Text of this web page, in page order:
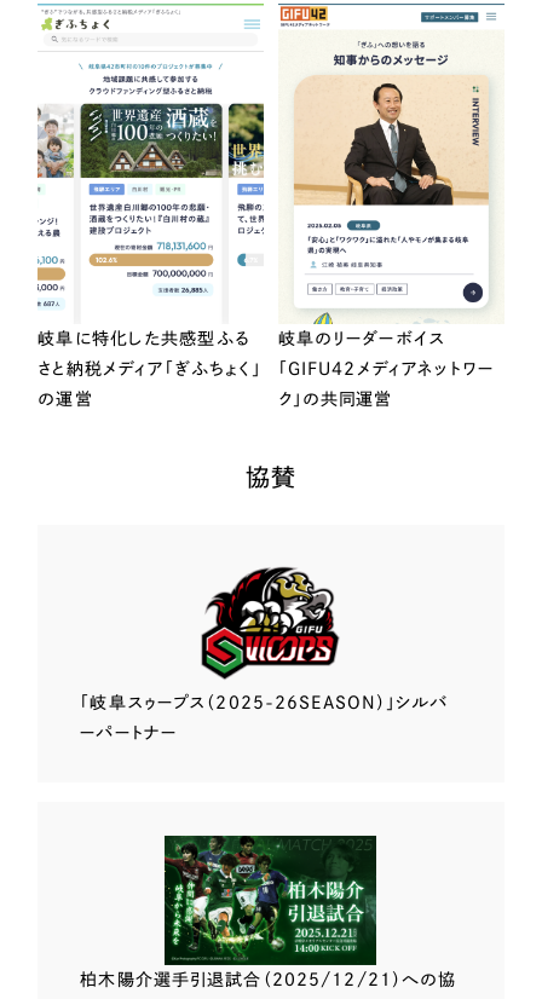
岐阜に特化した共感型ふる
さと納税メディア「ぎふちょく」
の運営
岐阜のリーダーボイス
「GIFU42メディアネットワー
ク」の共同運営
協賛
「岐阜スゥープス （2025-26SEASON）」 シルバ
ーパートナー
柏木陽介選手引退試合（2025/12/21）への協